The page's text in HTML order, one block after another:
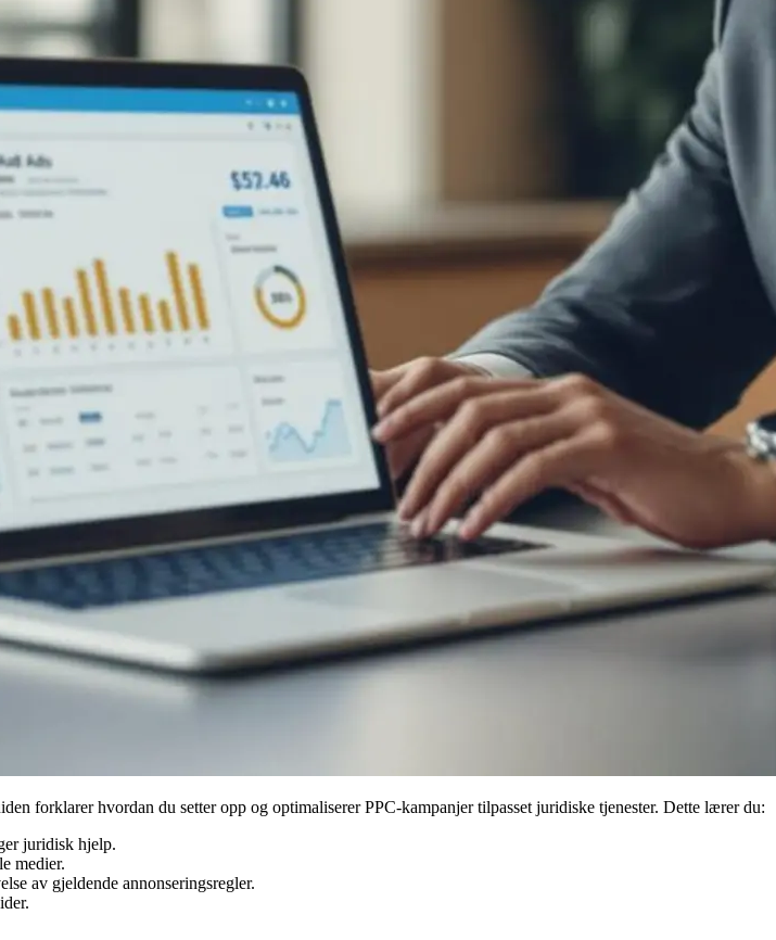
forklarer hvordan du setter opp og optimaliserer PPC-kampanjer tilpasset juridiske tjenester. Dette lærer du:
juridisk hjelp.
medier.
av gjeldende annonseringsregler.